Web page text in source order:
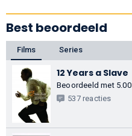
Best beoordeeld
Films Series
12 Years a Slave
Beoordeeld met 5.00
537 reacties